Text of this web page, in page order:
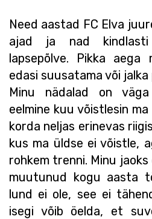
Need aastad FC Elva
ajad ja nad kindlasti
lapsepõlve. Pikka aega
edasi suusatama või jalka
Minu nädalad on
eelmine kuu võistlesin
korda neljas erinevas
kus ma üldse ei võistle,
rohkem trenni. Minu
muutunud kogu aasta
lund ei ole, see ei
isegi võib öelda, et